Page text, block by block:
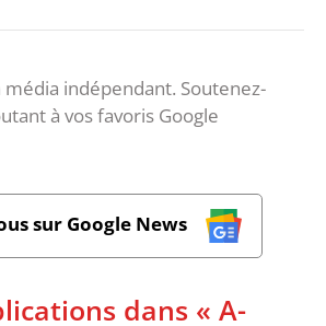
média indépendant. Soutenez-
à vos favoris Google
sur Google News
dans « A-